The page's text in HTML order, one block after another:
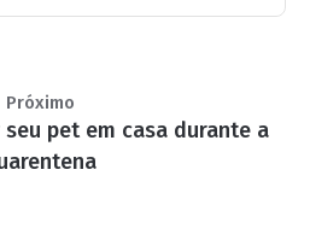
pet em casa durante a
Próximo